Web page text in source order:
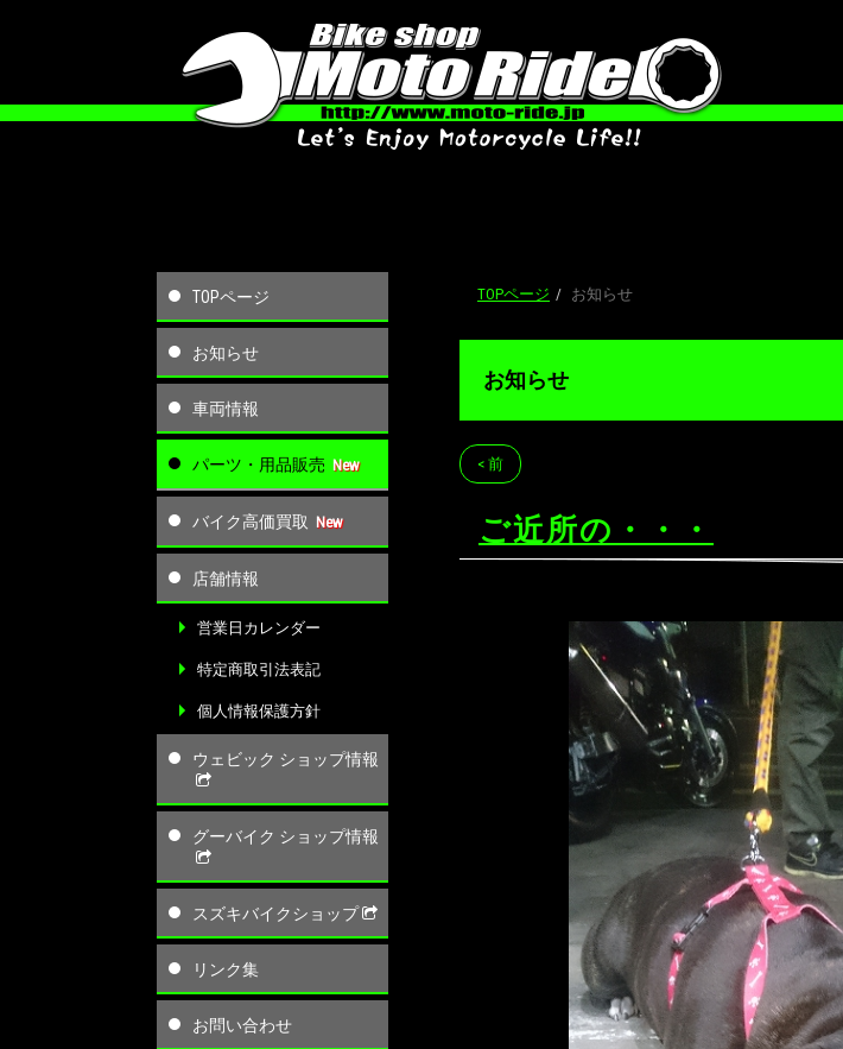
TOPページ
お知らせ
車両情報
パーツ・用品販売
バイク高価買取
店舗情報
営業日カレンダー
特定商取引法表記
個人情報保護方針
ウェビック ショップ情報
グーバイク ショップ情報
スズキバイクショップ
リンク集
お問い合わせ
TOPページ お知らせ
お知らせ
< 前
ご近所の・・・